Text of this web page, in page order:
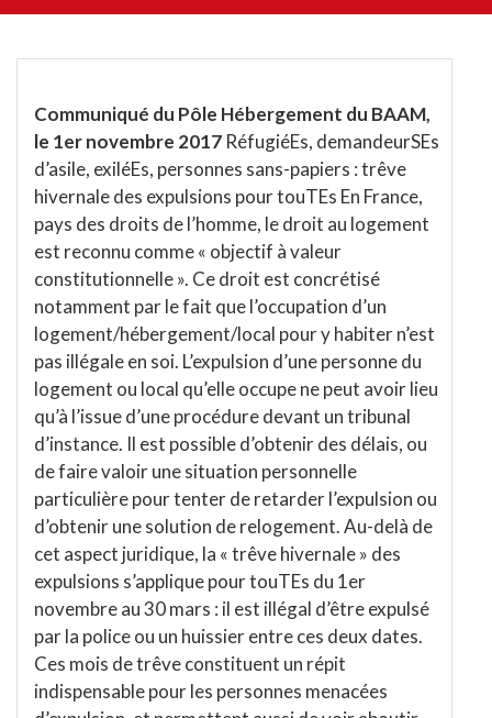
Communiqué du Pôle Hébergement du BAAM,
le 1er novembre 2017 RéfugiéEs, demandeurSEs
d’asile, exiléEs, personnes sans-papiers : trêve
hivernale des expulsions pour touTEs En France,
pays des droits de l’homme, le droit au logement
est reconnu comme « objectif à valeur
constitutionnelle ». Ce droit est concrétisé
notamment par le fait que l’occupation d’un
logement/hébergement/local pour y habiter n’est
pas illégale en soi. L’expulsion d’une personne du
logement ou local qu’elle occupe ne peut avoir lieu
qu’à l’issue d’une procédure devant un tribunal
d’instance. Il est possible d’obtenir des délais, ou
de faire valoir une situation personnelle
particulière pour tenter de retarder l’expulsion ou
d’obtenir une solution de relogement. Au-delà de
cet aspect juridique, la « trêve hivernale » des
expulsions s’applique pour touTEs du 1er
novembre au 30 mars : il est illégal d’être expulsé
par la police ou un huissier entre ces deux dates.
Ces mois de trêve constituent un répit
indispensable pour les personnes menacées